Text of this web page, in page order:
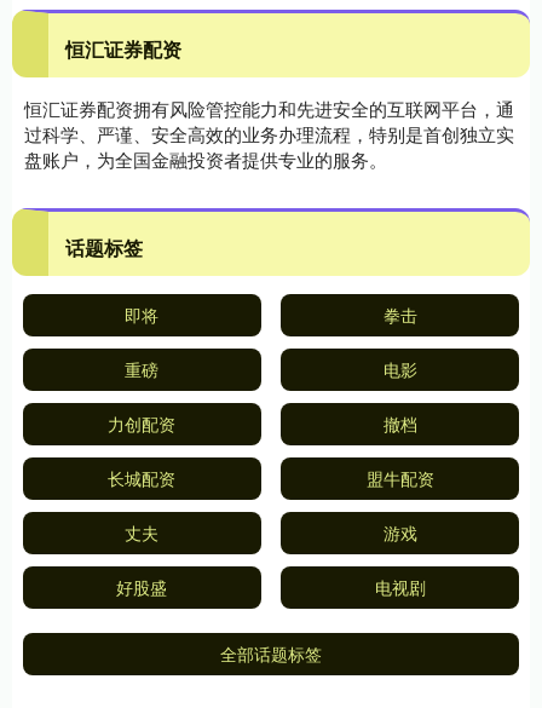
恒汇证券配资
恒汇证券配资拥有风险管控能力和先进安全的互联网平台，通
过科学、严谨、安全高效的业务办理流程，特别是首创独立实
盘账户，为全国金融投资者提供专业的服务。
话题标签
即将 拳击
重磅 电影
力创配资 撤档
长城配资 盟牛配资
丈夫 游戏
好股盛 电视剧
全部话题标签